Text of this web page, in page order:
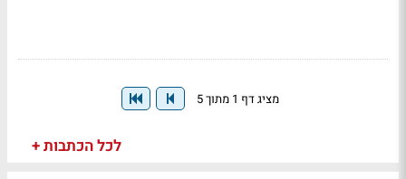
מציג דף 1 מתוך 5
לכל הכתבות +